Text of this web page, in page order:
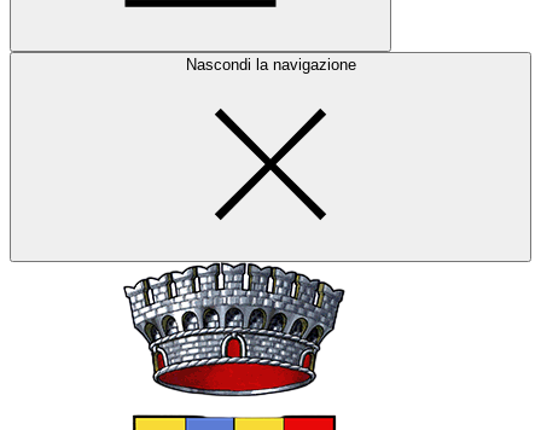
Nascondi la navigazione